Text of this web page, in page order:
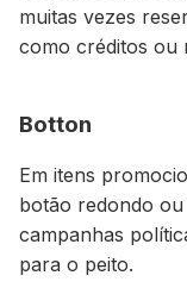
muitas vezes
como créditos ou
Botton
Em itens
botão redondo
campanhas
para o peito.